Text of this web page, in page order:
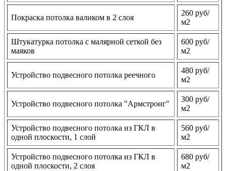
Покраска потолка валиком в 2 слоя
260 руб/
м2
Штукатурка потолка с малярной сеткой без
маяков
600 руб/
м2
Устройство подвесного потолка реечного
480 руб/
м2
Устройство подвесного потолка "Армстронг"
300 руб/
м2
Устройство подвесного потолка из ГКЛ в
одной плоскости, 1 слой
560 руб/
м2
Устройство подвесного потолка из ГКЛ в
одной плоскости, 2 слоя
680 руб/
м2